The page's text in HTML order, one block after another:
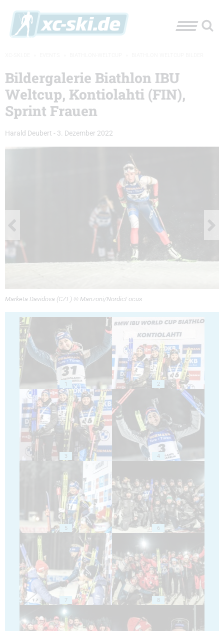
Bildergalerie Biathlon IBU
Weltcup, Kontiolahti (FIN),
Sprint Frauen
Harald Deubert - 3. Dezember 2022
Marketa Davidova (CZE) © Manzoni/NordicFocus
1 2
3 4
5 6
7 8